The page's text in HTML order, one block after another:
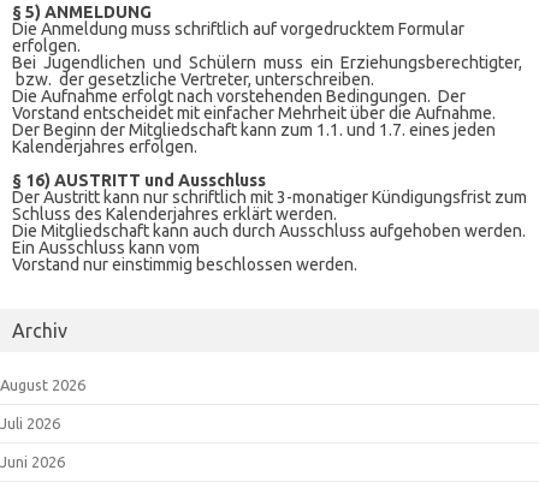
§ 5) ANMELDUNG
Die Anmeldung muss schriftlich auf vorgedrucktem Formular
erfolgen.
Bei Jugendlichen und Schülern muss ein Erziehungsberechtigter,
bzw. der gesetzliche Vertreter, unterschreiben.
Die Aufnahme erfolgt nach vorstehenden Bedingungen. Der
Vorstand entscheidet mit einfacher Mehrheit über die Aufnahme.
Der Beginn der Mitgliedschaft kann zum 1.1. und 1.7. eines jeden
Kalenderjahres erfolgen.
§ 16) AUSTRITT und Ausschluss
Der Austritt kann nur schriftlich mit 3-monatiger Kündigungsfrist zum
Schluss des Kalenderjahres erklärt werden.
Die Mitgliedschaft kann auch durch Ausschluss aufgehoben werden.
Ein Ausschluss kann vom
Vorstand nur einstimmig beschlossen werden.
Archiv
August 2026
Juli 2026
Juni 2026